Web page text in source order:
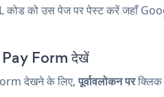
कोड को उस पेज पर पेस्ट करें जहाँ
Form देखें
देखने के लिए,पूर्वावलोकन परक्लिक